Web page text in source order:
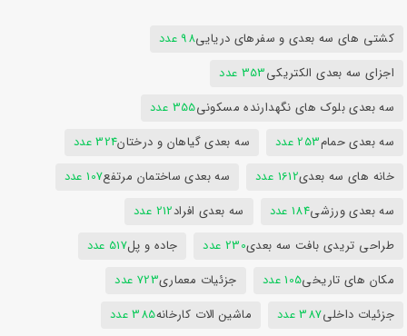
کشتی های سه بعدی و سفرهای دریایی98 عدد
اجزای سه بعدی الکتریکی353 عدد
سه بعدی بلوک های نگهدارنده مسکونی355 عدد
سه بعدی حمام253 عدد سه بعدی گیاهان و درختان324 عدد
خانه های سه بعدی1612 عدد سه بعدی ساختمان مرتفع107 عدد
سه بعدی ورزشی184 عدد سه بعدی افراد212 عدد
طراحی تریدی بافت سه بعدی230 عدد جاده و پل517 عدد
مکان های تاریخی105 عدد جزئیات معماری723 عدد
جزئیات داخلی387 عدد ماشین الات کارخانه385 عدد